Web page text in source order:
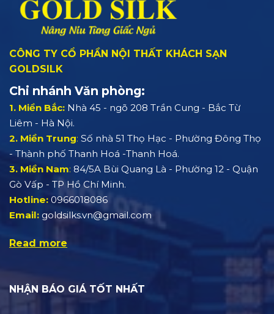
CÔNG TY CỔ PHẦN NỘI THẤT KHÁCH SẠN
GOLDSILK
Chi nhánh Văn phòng:
1. Miền Bắc: Nhà 45 - ngõ 208 Trần Cung - Bắc Từ
Liêm - Hà Nội.
2. Miền Trung: Số nhà 51 Thọ Hạc - Phường Đông Thọ
- Thành phố Thanh Hoá -Thanh Hoá.
3. Miền Nam: 84/5A Bùi Quang Là - Phường 12 - Quận
Gò Vấp - TP Hồ Chí Minh.
Hotline: 0966018086
Email: goldsilks.vn@gmail.com
Read more
NHẬN BÁO GIÁ TỐT NHẤT